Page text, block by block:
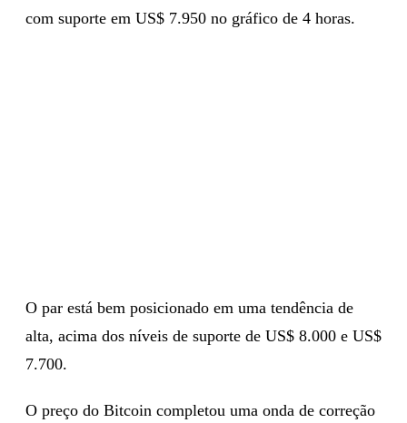
com suporte em US$ 7.950 no gráfico de 4 horas.
O par está bem posicionado em uma tendência de
alta, acima dos níveis de suporte de US$ 8.000 e US$
7.700.
O preço do Bitcoin completou uma onda de correção